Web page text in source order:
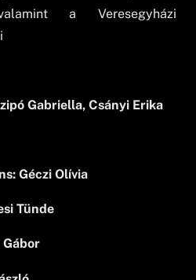
a Veresegyházi
Gabriella, Csányi Erika
Géczi Olívia
Tünde